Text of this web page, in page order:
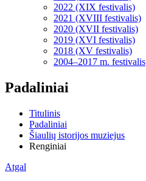
2022 (XIX festivalis)
2021 (XVIII festivalis)
2020 (XVII festivalis)
2019 (XVI festivalis)
2018 (XV festivalis)
2004–2017 m. festivalis
Padaliniai
Titulinis
Padaliniai
Šiaulių istorijos muziejus
Renginiai
Atgal